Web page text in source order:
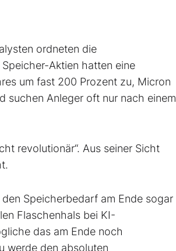
ordneten die
Aktien hatten eine
um fast 200 Prozent zu, Micron
suchen Anleger oft nur nach einem
revolutionär“. Aus seiner Sicht
Speicherbedarf am Ende sogar
Flaschenhals bei KI-
das am Ende noch
werde den absoluten